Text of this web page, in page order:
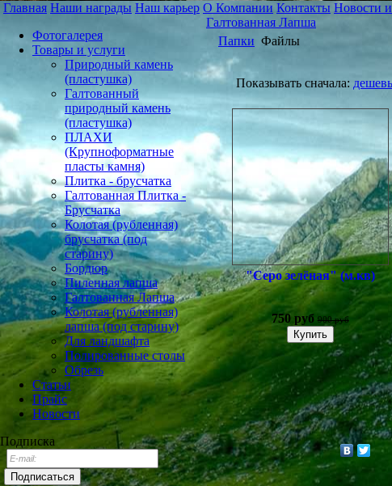
Главная Наши награды Наш карьер О Компании Контакты Новости
Фотогалерея
Товары и услуги
Природный камень
(пластушка)
Галтованный
природный камень
(пластушка)
ПЛАХИ
(Крупноформатные
пласты камня)
Плитка - брусчатка
Галтованная Плитка -
Брусчатка
Колотая (рубленная)
брусчатка (под
старину)
Бордюр
Пиленная лапша
Галтованная Лапша
Колотая (рубленная)
лапша (под старину)
Для ландшафта
Полированные столы
Обрезь
Статьи
Прайс
Новости
Подписка
Галтованная Лапша
Папки Файлы
Показывать сначала:
"Серо зелёная" (м.кв)
750 руб 900 руб